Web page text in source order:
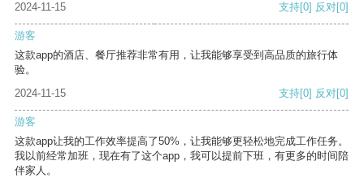
2024-11-15 支持[0] 反对[0]
游客
这款app的酒店、餐厅推荐非常有用，让我能够享受到高品质的旅行体
验。
2024-11-15
支持[0] 反对[0]
游客
这款app让我的工作效率提高了50%，让我能够更轻松地完成工作任务。
我以前经常加班，现在有了这个app，我可以提前下班，有更多的时间陪
伴家人。